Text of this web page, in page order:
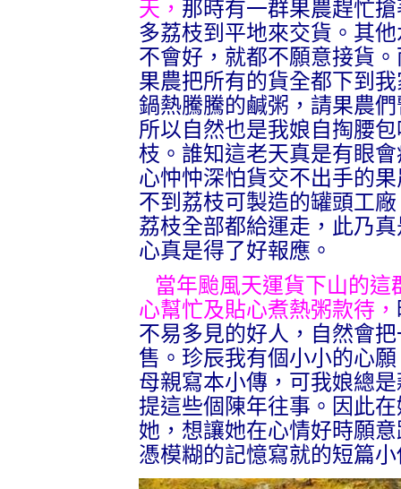
天， 那時有一群果農趕忙
多荔枝到平地來交貨。其
不會好，就都不願意接貨
果農把所有的貨全都下到
鍋熱騰騰的鹹粥，請果農
所以自然也是我娘自掏腰
枝。誰知這老天真是有眼
心忡忡深怕貨交不出手的
不到荔枝可製造的罐頭工
荔枝全部都給運走，此乃
心真是得了好報應。
當年颱風天運貨下山的
心幫忙及貼心煮熱粥款待，
不易多見的好人，自然會
售。珍辰我有個小小的心
母親寫本小傳，可我娘總
提這些個陳年往事。因此
她，想讓她在心情好時願
憑模糊的記憶寫就的短篇